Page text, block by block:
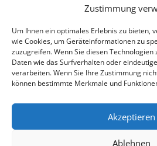
Zustimmung
Um Ihnen ein optimales Erlebnis zu bieten,
wie Cookies, um Geräteinformationen zu
zuzugreifen. Wenn Sie diesen
Daten wie das Surfverhalten oder
verarbeiten. Wenn Sie Ihre Zustimmung
können bestimmte Merkmale und
Akzeptieren
Ablehnen
J23H2S01.pdf Anzeigen|